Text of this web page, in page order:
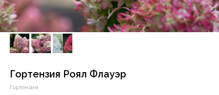
Гортензия Роял Флауэр
Гортензия